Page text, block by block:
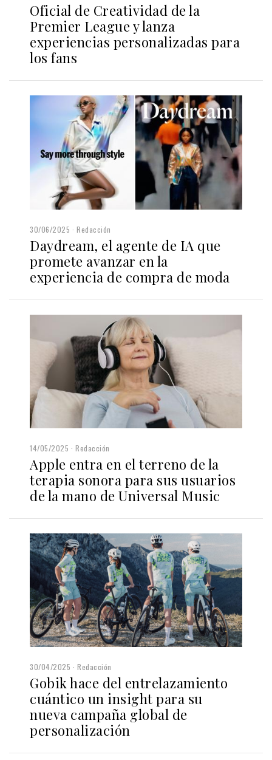
Oficial de Creatividad de la
Premier League y lanza
experiencias personalizadas para
los fans
30/06/2025 Redacción
Daydream, el agente de IA que
promete avanzar en la
experiencia de compra de moda
14/05/2025 Redacción
Apple entra en el terreno de la
terapia sonora para sus usuarios
de la mano de Universal Music
30/04/2025 Redacción
Gobik hace del entrelazamiento
cuántico un insight para su
nueva campaña global de
personalización